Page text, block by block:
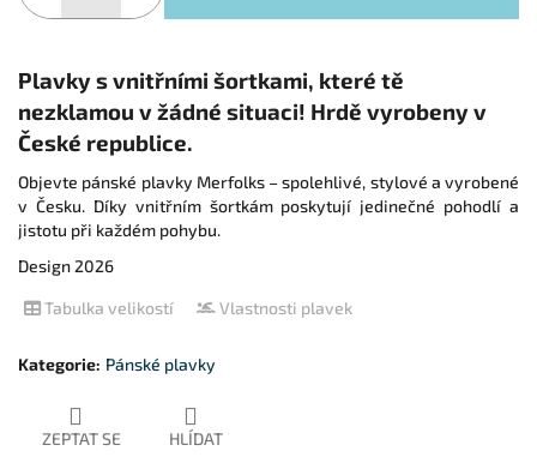
Plavky s vnitřními šortkami, které tě
nezklamou v žádné situaci! Hrdě vyrobeny v
České republice.
Objevte pánské plavky Merfolks – spolehlivé, stylové a vyrobené
v Česku. Díky vnitřním šortkám poskytují jedinečné pohodlí a
jistotu při každém pohybu.
Design 2026
Tabulka velikostí Vlastnosti plavek
Kategorie: Pánské plavky
ZEPTAT SE HLÍDAT